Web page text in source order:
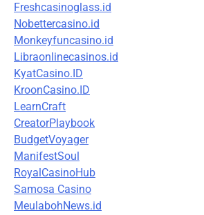
Freshcasinoglass.id
Nobettercasino.id
Monkeyfuncasino.id
Libraonlinecasinos.id
KyatCasino.ID
KroonCasino.ID
LearnCraft
CreatorPlaybook
BudgetVoyager
ManifestSoul
RoyalCasinoHub
Samosa Casino
MeulabohNews.id